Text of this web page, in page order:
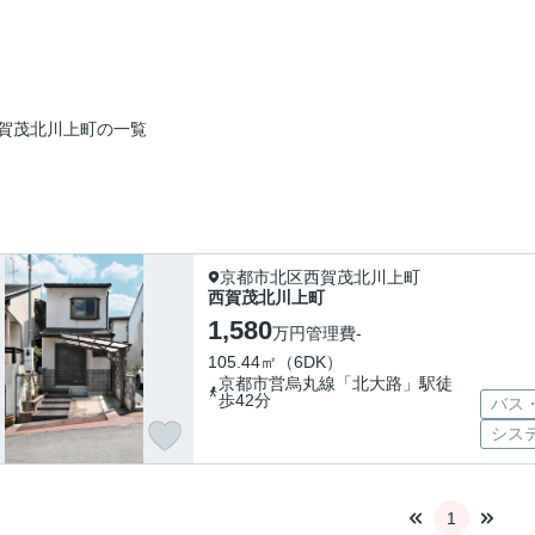
茂北川上町の一覧
京都市北区西賀茂北川上町
西賀茂北川上町
1,580万円管理費-
105.44㎡（6DK）
京都市営烏丸線「北大路」駅徒
歩42分
バス
シス
1